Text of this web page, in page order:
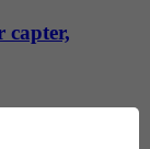
capter,